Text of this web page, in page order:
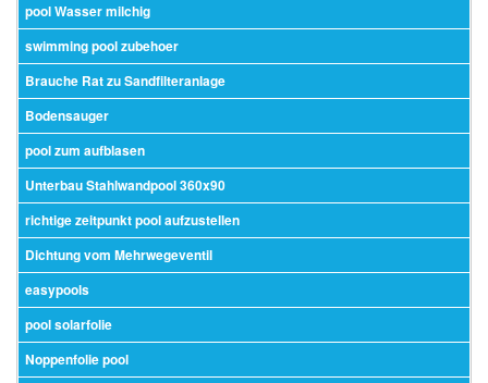
pool Wasser milchig
swimming pool zubehoer
Brauche Rat zu Sandfilteranlage
Bodensauger
pool zum aufblasen
Unterbau Stahlwandpool 360x90
richtige zeitpunkt pool aufzustellen
Dichtung vom Mehrwegeventil
easypools
pool solarfolie
Noppenfolie pool